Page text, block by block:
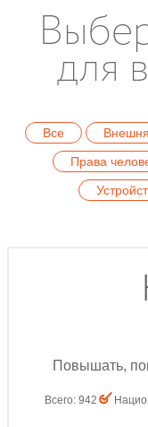
для
Все
Права
Повышать,
Всего: 942